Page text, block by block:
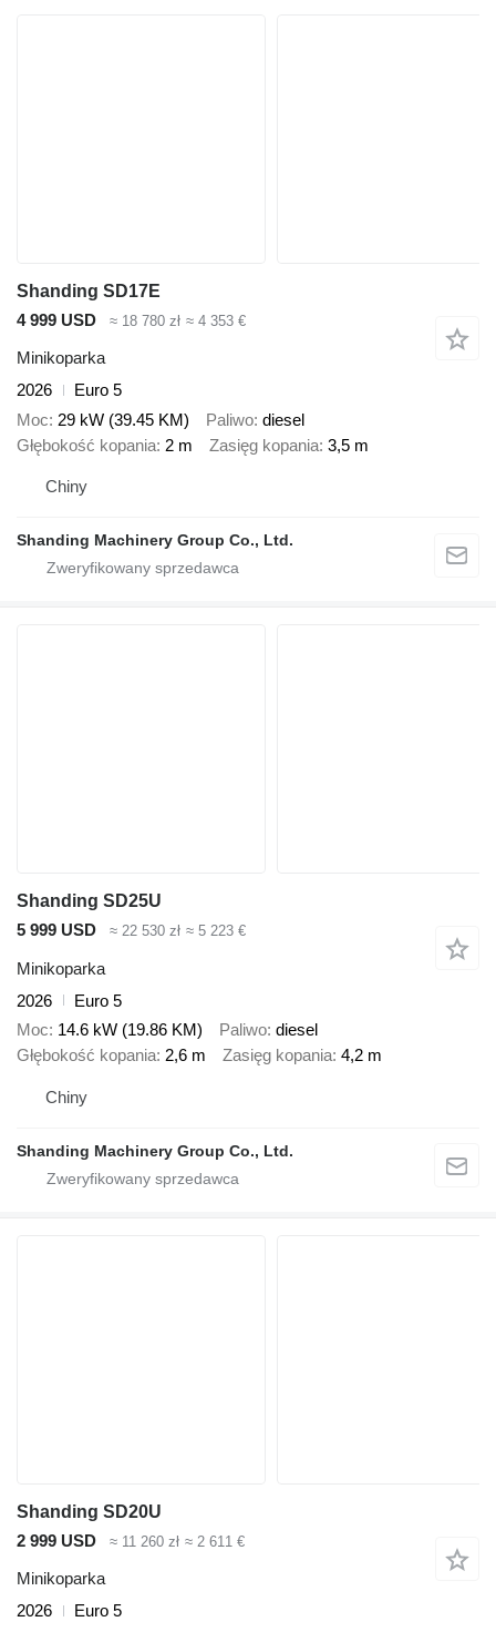
Shanding SD17E
4 999 USD
≈ 18 780 zł ≈ 4 353 €
Minikoparka
2026
Euro 5
Moc 29 kW (39.45 KM) Paliwo diesel
Głębokość kopania 2 m Zasięg kopania 3,5 m
Chiny
Shanding Machinery Group Co., Ltd.
Shanding SD25U
5 999 USD
≈ 22 530 zł ≈ 5 223 €
Minikoparka
2026
Euro 5
Moc 14.6 kW (19.86 KM) Paliwo diesel
Głębokość kopania 2,6 m Zasięg kopania 4,2 m
Chiny
Shanding Machinery Group Co., Ltd.
Shanding SD20U
2 999 USD
≈ 11 260 zł ≈ 2 611 €
Minikoparka
2026
Euro 5